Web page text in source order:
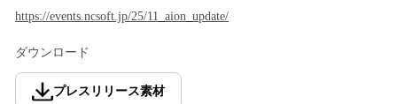
https://events.ncsoft.jp/25/11_aion_update/
ダウンロード
プレスリリース素材